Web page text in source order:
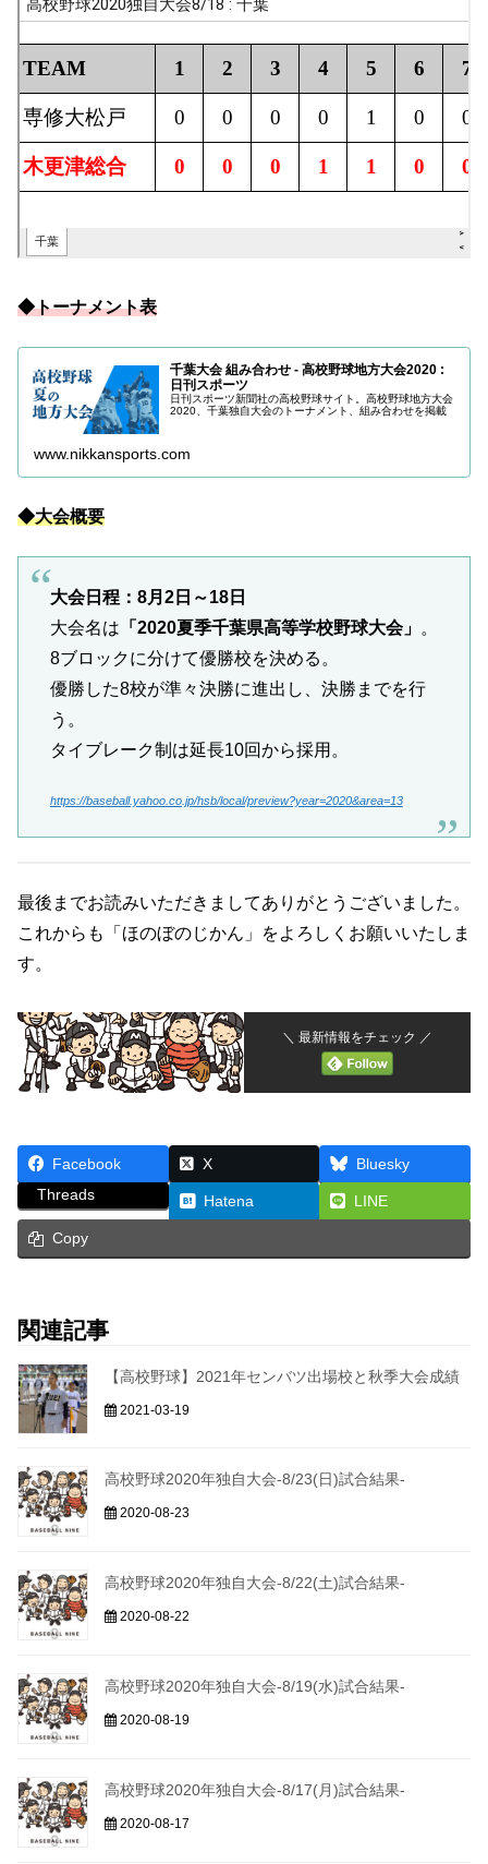
◆トーナメント表
千葉大会 組み合わせ - 高校野球地方大会2020 :
日刊スポーツ
日刊スポーツ新聞社の高校野球サイト。高校野球地方大会
2020、千葉独自大会のトーナメント、組み合わせを掲載
www.nikkansports.com
◆大会概要
大会日程：8月2日～18日
大会名は 「2020夏季千葉県高等学校野球大会」 。
8ブロックに分けて優勝校を決める。
優勝した8校が準々決勝に進出し、決勝までを行
う。
タイブレーク制は延長10回から採用。
https://baseball.yahoo.co.jp/hsb/local/preview?year=2020&area=13
最後までお読みいただきましてありがとうございました。
これからも「ほのぼのじかん」をよろしくお願いいたしま
す。
＼ 最新情報をチェック ／
Facebook X
Bluesky
Threads
Hatena LINE
Copy
関連記事
【高校野球】2021年センバツ出場校と秋季大会成績
2021-03-19
高校野球2020年独自大会-8/23(日)試合結果-
2020-08-23
高校野球2020年独自大会-8/22(土)試合結果-
2020-08-22
高校野球2020年独自大会-8/19(水)試合結果-
2020-08-19
高校野球2020年独自大会-8/17(月)試合結果-
2020-08-17